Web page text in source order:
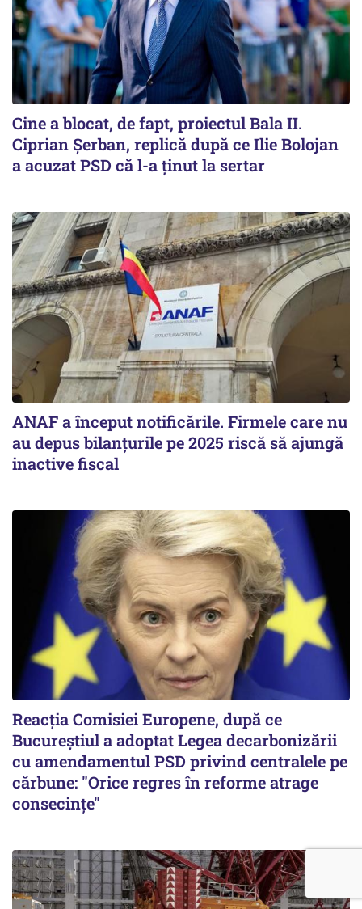
Cine a blocat, de fapt, proiectul Bala II.
Ciprian Șerban, replică după ce Ilie Bolojan
a acuzat PSD că l-a ținut la sertar
ANAF a început notificările. Firmele care nu
au depus bilanțurile pe 2025 riscă să ajungă
inactive fiscal
Reacția Comisiei Europene, după ce
Bucureștiul a adoptat Legea decarbonizării
cu amendamentul PSD privind centralele pe
cărbune: "Orice regres în reforme atrage
consecințe"